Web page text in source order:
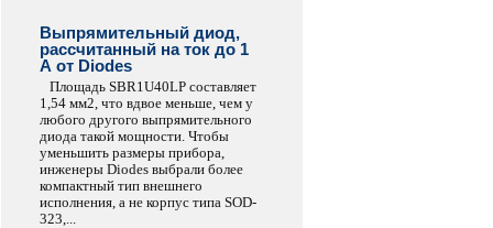
Выпрямительный диод,
рассчитанный на ток до 1
А от Diodes
Площадь SBR1U40LP составляет
1,54 мм2, что вдвое меньше, чем у
любого другого выпрямительного
диода такой мощности. Чтобы
уменьшить размеры прибора,
инженеры Diodes выбрали более
компактный тип внешнего
исполнения, а не корпус типа SOD-
323,...